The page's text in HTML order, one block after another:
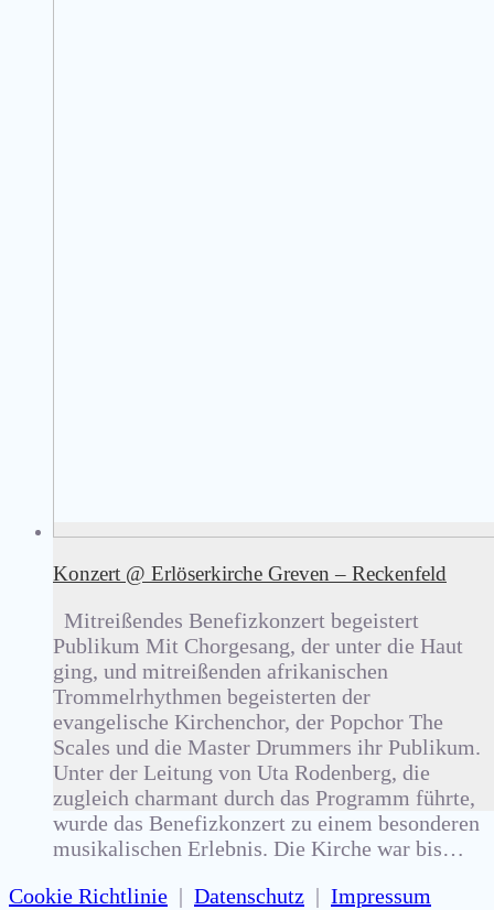
Konzert @ Erlöserkirche Greven – Reckenfeld
Mitreißendes Benefizkonzert begeistert
Publikum Mit Chorgesang, der unter die Haut
ging, und mitreißenden afrikanischen
Trommelrhythmen begeisterten der
evangelische Kirchenchor, der Popchor The
Scales und die Master Drummers ihr Publikum.
Unter der Leitung von Uta Rodenberg, die
zugleich charmant durch das Programm führte,
wurde das Benefizkonzert zu einem besonderen
musikalischen Erlebnis. Die Kirche war bis…
Cookie Richtlinie | Datenschutz | Impressum